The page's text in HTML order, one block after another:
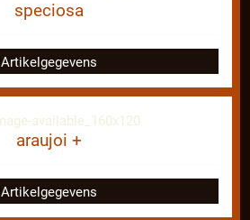
speciosa
Artikelgegevens
araujoi +
Artikelgegevens